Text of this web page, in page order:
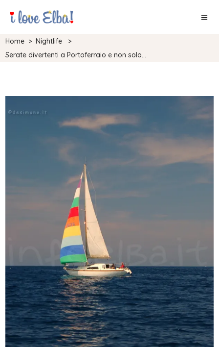
Home >Nightlife
>
Serate divertenti a Portoferraio e non solo…